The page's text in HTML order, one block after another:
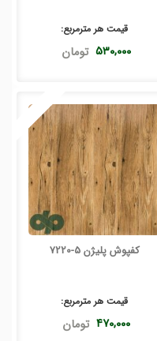
قیمت هر مترمربع:
۵۳۰,۰۰۰ تومان
کفپوش پلیژن 5-7220
قیمت هر مترمربع:
۴۷۰,۰۰۰ تومان